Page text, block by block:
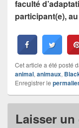
faculté
participant(e),
Cet article a été posté
animal, animaux,
Enregistrer le
Laisser